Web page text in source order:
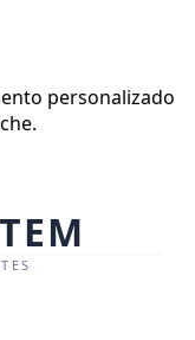
personalizado